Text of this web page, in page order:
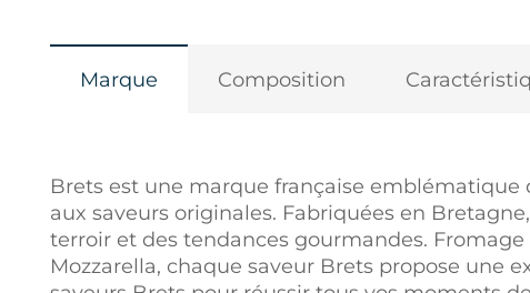
Marque Composition
Brets est une marque française emblématique
aux saveurs originales. Fabriquées en
terroir et des tendances gourmandes.
Mozzarella, chaque saveur Brets propose une